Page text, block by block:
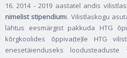
16. 2014 - 2019 aastatel andis
nimelist stipendiumi. Vilistlaskogu
lähtus eesmärgist pakkuda HTG
kõrgkoolides õppiva(te)le HTG
enesetäienduseks